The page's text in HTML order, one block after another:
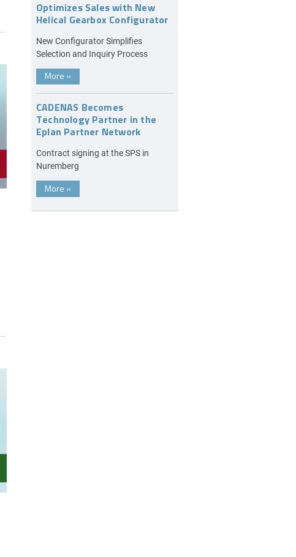
Optimizes Sales with New
Helical Gearbox Configurator
New Configurator Simplifies
Selection and Inquiry Process
More »
CADENAS Becomes
Technology Partner in the
Eplan Partner Network
Contract signing at the SPS in
Nuremberg
More »